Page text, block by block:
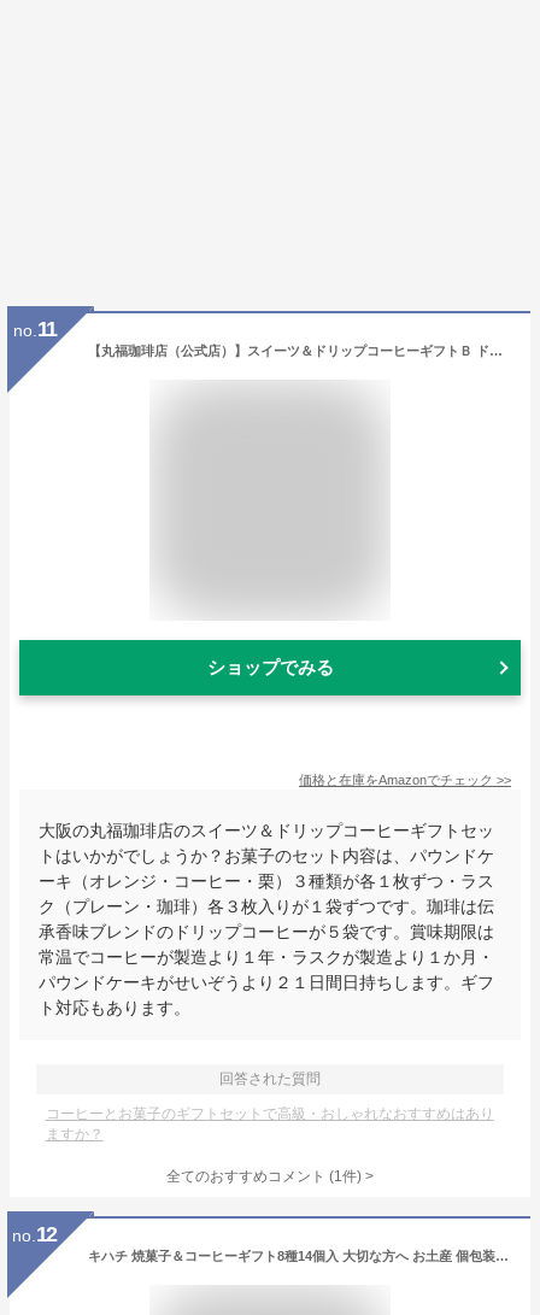
no. 11
【丸福珈琲店（公式店）】スイーツ＆ドリップコーヒーギフトＢ ドリップコーヒー ドリップ珈琲 ドリップ コーヒー 珈琲 オレンジ パウンドケーキ ケーキ ラスク スイーツ ギフト プレゼント コーヒーギフト
ショップでみる
価格と在庫をAmazonでチェック >>
大阪の丸福珈琲店のスイーツ＆ドリップコーヒーギフトセッ
トはいかがでしょうか？お菓子のセット内容は、パウンドケ
ーキ（オレンジ・コーヒー・栗）３種類が各１枚ずつ・ラス
ク（プレーン・珈琲）各３枚入りが１袋ずつです。珈琲は伝
承香味ブレンドのドリップコーヒーが５袋です。賞味期限は
常温でコーヒーが製造より１年・ラスクが製造より１か月・
パウンドケーキがせいぞうより２１日間日持ちします。ギフ
ト対応もあります。
回答された質問
コーヒーとお菓子のギフトセットで高級・おしゃれなおすすめはあり
ますか？
全てのおすすめコメント (1件) >
no. 12
キハチ 焼菓子＆コーヒーギフト8種14個入 大切な方へ お土産 個包装 プレゼント お祝い お菓子 お返し 内祝い バームクーヘン フィナンシェ マドレーヌ パウンドケーキ クッキー コーヒー 詰め合わせ 贈り物 ギフト 御挨拶 結婚祝い 引っ越し祝い 入学祝い 卒業祝い